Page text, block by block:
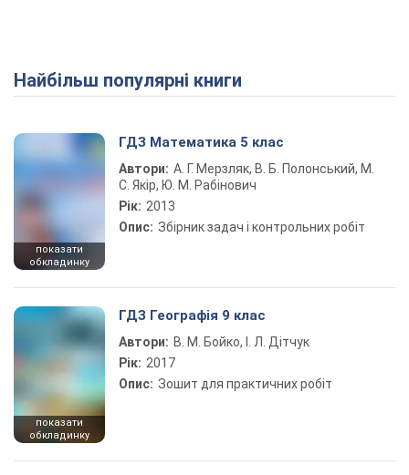
Найбільш популярні книги
показати
обкладинку
ГДЗ Математика 5 клас
Автори: А. Г. Мерзляк, В. Б. Полонський, М.
С. Якір, Ю. М. Рабінович
Рік: 2013
Опис: Збірник задач і контрольних робіт
показати
обкладинку
ГДЗ Географія 9 клас
Автори: В. М. Бойко, І. Л. Дітчук
Рік: 2017
Опис: Зошит для практичних робіт